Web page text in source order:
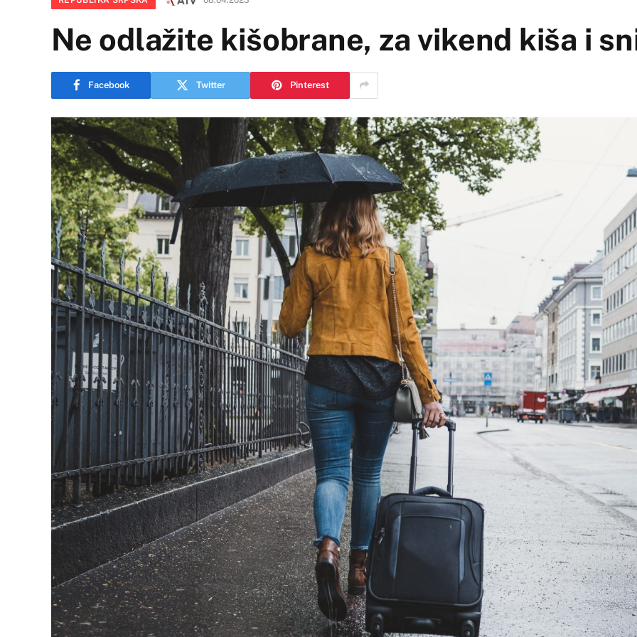
Ne odlažite kišobrane, za vikend kiša i
Facebook Twitter Pinterest